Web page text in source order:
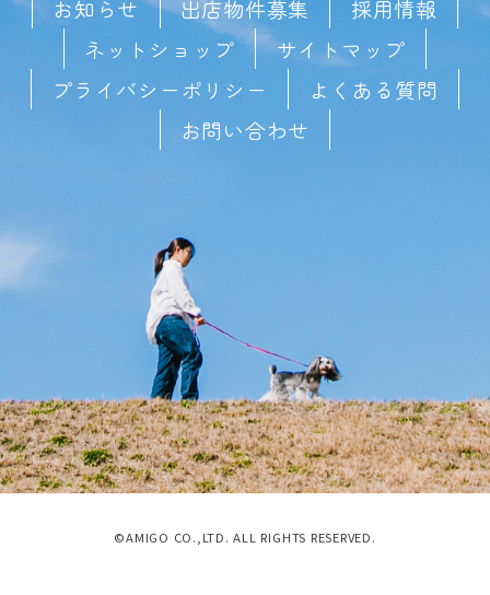
お知らせ 出店物件募集
採用情報
ネットショップ
サイトマップ
プライバシーポリシー
よくある質問
お問い合わせ
©AMIGO CO.,LTD. ALL RIGHTS RESERVED.